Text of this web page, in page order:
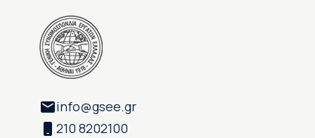
info@gsee.gr
210 8202100